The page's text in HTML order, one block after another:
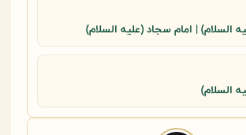
السلام) | امام سجاد (علیه السلام)
السلام)